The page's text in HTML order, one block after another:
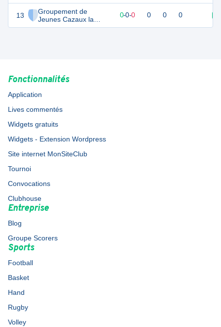
13
Groupement de
Jeunes Cazaux la
Teste 2 U17
0 0-0-0 0 0 0
Fonctionnalités
Application
Lives commentés
Widgets gratuits
Widgets - Extension Wordpress
Site internet MonSiteClub
Tournoi
Convocations
Clubhouse
Entreprise
Blog
Groupe Scorers
Sports
Football
Basket
Hand
Rugby
Volley